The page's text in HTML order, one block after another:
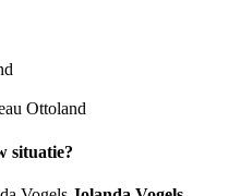
Ottoland
situatie?